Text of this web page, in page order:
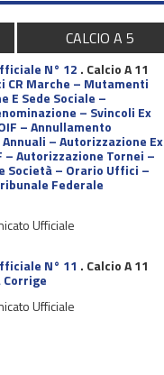
CALCIO A 5
N° 12 . Calcio A 11
CR Marche – Mutamenti
E Sede Sociale –
– Svincoli Ex
– Annullamento
– Autorizzazione Ex
– Autorizzazione Tornei –
Società – Orario Uffici –
Federale
Ufficiale
N° 11 . Calcio A 11
Corrige
Ufficiale